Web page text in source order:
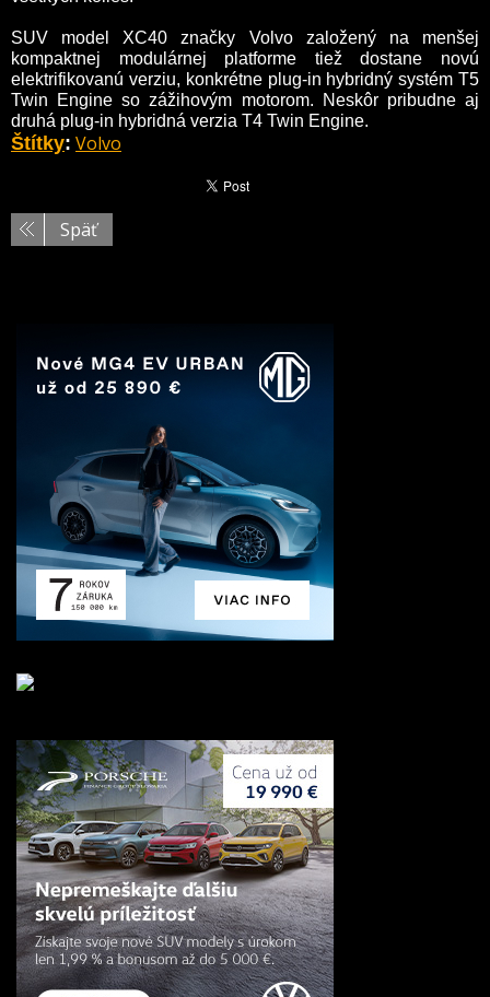
SUV model XC40 značky Volvo založený na menšej
kompaktnej modulárnej platforme tiež dostane novú
elektrifikovanú verziu, konkrétne plug-in hybridný systém T5
Twin Engine so zážihovým motorom. Neskôr pribudne aj
druhá plug-in hybridná verzia T4 Twin Engine.
Štítky: Volvo
Späť